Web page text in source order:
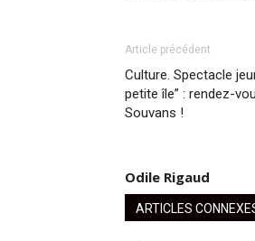
Article précédent
Culture. Spectacle
petite île” : rendez-
Souvans !
Odile Rigaud
ARTICLES